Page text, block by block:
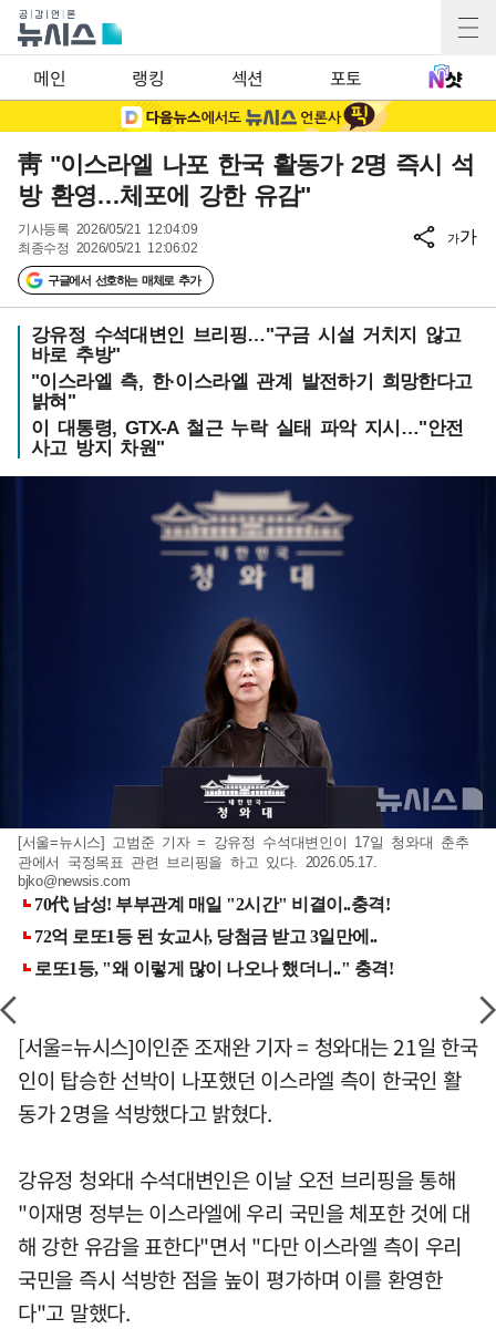
메인 랭킹 섹션 포토
靑 "이스라엘 나포 한국 활동가 2명 즉시 석
방 환영…체포에 강한 유감"
기사등록 2026/05/21 12:04:09
최종수정 2026/05/21 12:06:02
구글에서 선호하는 매체로 추가
가가
강유정 수석대변인 브리핑…"구금 시설 거치지 않고
바로 추방"
"이스라엘 측, 한·이스라엘 관계 발전하기 희망한다고
밝혀"
이 대통령, GTX-A 철근 누락 실태 파악 지시…"안전
사고 방지 차원"
[서울=뉴시스] 고범준 기자 = 강유정 수석대변인이 17일 청와대 춘추
관에서 국정목표 관련 브리핑을 하고 있다. 2026.05.17.
bjko@newsis.com
[서울=뉴시스]이인준 조재완 기자 = 청와대는 21일 한국
인이 탑승한 선박이 나포했던 이스라엘 측이 한국인 활
동가 2명을 석방했다고 밝혔다.
강유정 청와대 수석대변인은 이날 오전 브리핑을 통해
"이재명 정부는 이스라엘에 우리 국민을 체포한 것에 대
해 강한 유감을 표한다"면서 "다만 이스라엘 측이 우리
국민을 즉시 석방한 점을 높이 평가하며 이를 환영한
다"고 말했다.